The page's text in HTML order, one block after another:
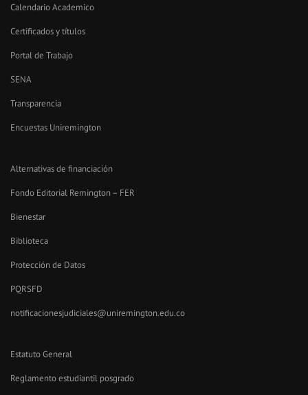
Calendario Academico
Certificados y títulos
Portal de Trabajo
SENA
Transparencia
Encuestas Uniremington
Alternativas de financiación
Fondo Editorial Remington – FER
Bienestar
Biblioteca
Protección de Datos
PQRSFD
notificacionesjudiciales@uniremington.edu.co
Estatuto General
Reglamento estudiantil posgrado